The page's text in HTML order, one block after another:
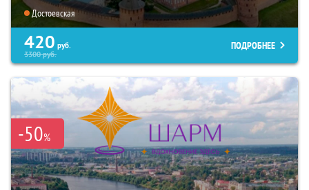
Достоевская
420 руб.
3300руб.
ПОДРОБНЕЕ
-50%